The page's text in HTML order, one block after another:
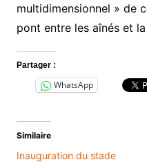
multidimensionnel » de
pont entre les aînés et
Partager :
WhatsApp
Similaire
Inauguration du stade